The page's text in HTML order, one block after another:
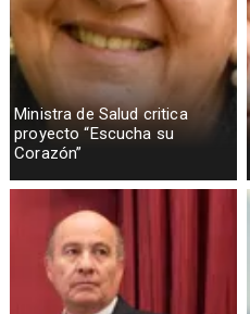
Ministra de Salud critica
proyecto “Escucha su
Corazón”